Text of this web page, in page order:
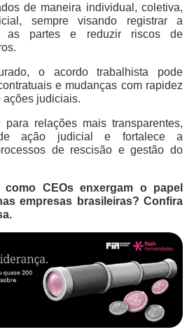
de maneira individual ,coletiva,
, sempre visando registrar a
as partes e reduzir riscos de
.
o acordo trabalhista pode
e mudanças com rapidez
ações judiciais.
relações mais transparentes,
ação judicial e fortalece a
de rescisão e gestão do
CEOs enxergam o papel
empresas brasileiras? Confira